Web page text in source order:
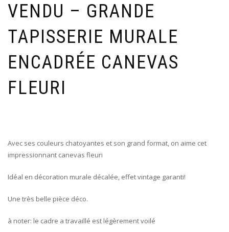
VENDU – GRANDE
TAPISSERIE MURALE
ENCADRÉE CANEVAS
FLEURI
Avec ses couleurs chatoyantes et son grand format, on aime cet
impressionnant canevas fleuri
Idéal en décoration murale décalée, effet vintage garanti!
Une très belle pièce déco.
à noter: le cadre a travaillé est légèrement voilé